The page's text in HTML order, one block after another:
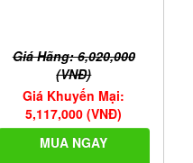
Giá Hãng: 6,020,000
(VNĐ)
Giá Khuyến Mại:
5,117,000 (VNĐ)
MUA NGAY